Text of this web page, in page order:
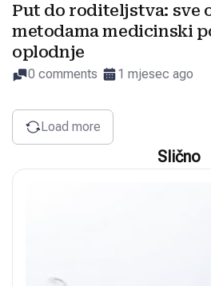
Put do roditeljstva: sve
metodama medicinski
oplodnje
0 comments 1 mjesec ago
Load more
Slično